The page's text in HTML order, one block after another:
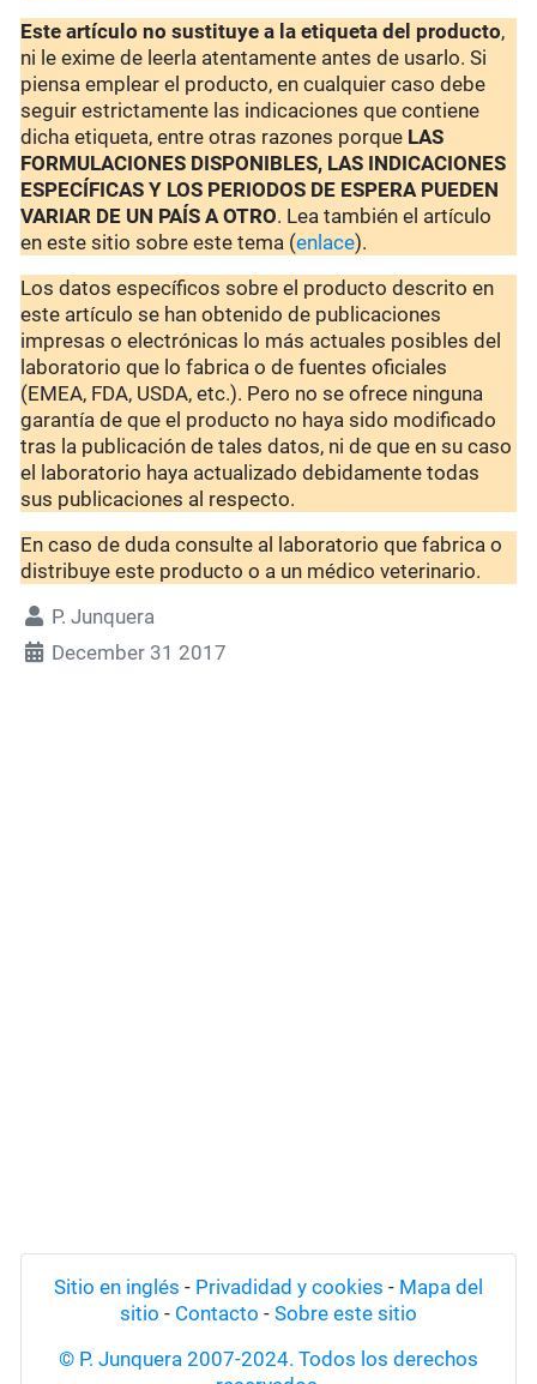
Este artículo no sustituye a la etiqueta del producto,
ni le exime de leerla atentamente antes de usarlo. Si
piensa emplear el producto, en cualquier caso debe
seguir estrictamente las indicaciones que contiene
dicha etiqueta, entre otras razones porque LAS
FORMULACIONES DISPONIBLES, LAS INDICACIONES
ESPECÍFICAS Y LOS PERIODOS DE ESPERA PUEDEN
VARIAR DE UN PAÍS A OTRO. Lea también el artículo
en este sitio sobre este tema (enlace).
Los datos específicos sobre el producto descrito en
este artículo se han obtenido de publicaciones
impresas o electrónicas lo más actuales posibles del
laboratorio que lo fabrica o de fuentes oficiales
(EMEA, FDA, USDA, etc.). Pero no se ofrece ninguna
garantía de que el producto no haya sido modificado
tras la publicación de tales datos, ni de que en su caso
el laboratorio haya actualizado debidamente todas
sus publicaciones al respecto.
En caso de duda consulte al laboratorio que fabrica o
distribuye este producto o a un médico veterinario.
P. Junquera
December 31 2017
Sitio en inglés - Privadidad y cookies - Mapa del
sitio - Contacto - Sobre este sitio
© P. Junquera 2007-2024. Todos los derechos